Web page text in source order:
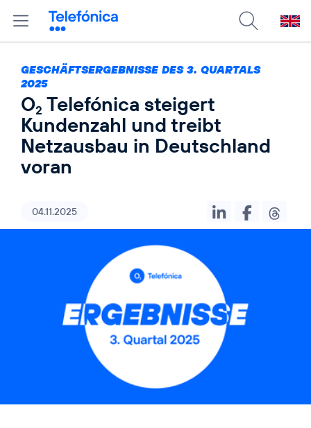
GESCHÄFTSERGEBNISSE DES 3. QUARTALS
2025
O2 Telefónica steigert
Kundenzahl und treibt
Netzausbau in Deutschland
voran
04.11.2025